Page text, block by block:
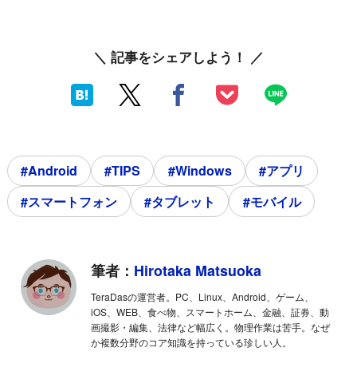
＼ 記事をシェアしよう！ ／
#Android #TIPS #Windows
#アプリ
#スマートフォン
#タブレット #モバイル
筆者： Hirotaka Matsuoka
TeraDasの運営者。PC、Linux、Android、ゲーム、
iOS、WEB、食べ物、スマートホーム、金融、証券、動
画撮影・編集、法律など幅広く。物理作業は苦手。なぜ
か複数分野のコア知識を持っている珍しい人。